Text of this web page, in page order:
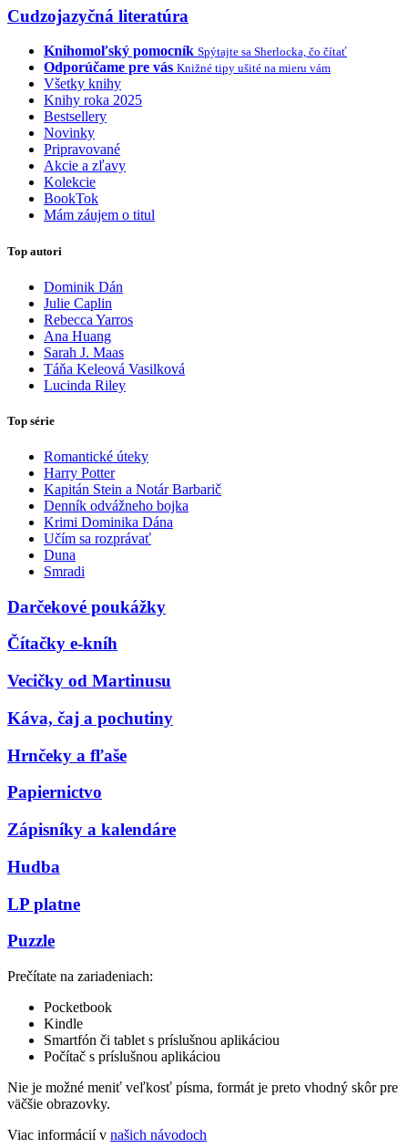
Cudzojazyčná literatúra
Knihomoľský pomocník Spýtajte sa Sherlocka, čo čítať
Odporúčame pre vás Knižné tipy ušité na mieru vám
Všetky knihy
Knihy roka 2025
Bestsellery
Novinky
Pripravované
Akcie a zľavy
Kolekcie
BookTok
Mám záujem o titul
Top autori
Dominik Dán
Julie Caplin
Rebecca Yarros
Ana Huang
Sarah J. Maas
Táňa Keleová Vasilková
Lucinda Riley
Top série
Romantické úteky
Harry Potter
Kapitán Stein a Notár Barbarič
Denník odvážneho bojka
Krimi Dominika Dána
Učím sa rozprávať
Duna
Smradi
Darčekové poukážky
Čítačky e-kníh
Vecičky od Martinusu
Káva, čaj a pochutiny
Hrnčeky a fľaše
Papiernictvo
Zápisníky a kalendáre
Hudba
LP platne
Puzzle
Prečítate na zariadeniach:
Pocketbook
Kindle
Smartfón či tablet s príslušnou aplikáciou
Počítač s príslušnou aplikáciou
Nie je možné meniť veľkosť písma, formát je preto vhodný skôr pre
väčšie obrazovky.
Viac informácií v našich návodoch